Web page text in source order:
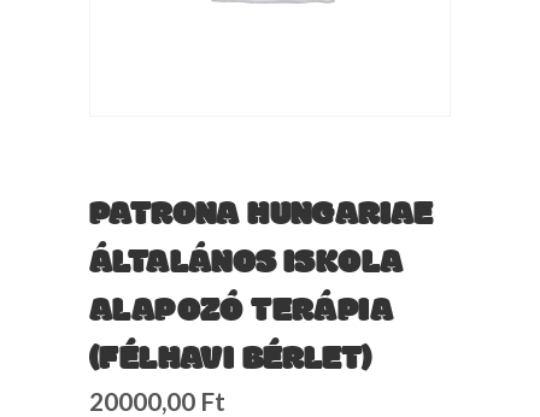
PATRONA HUNGARIAE
ÁLTALÁNOS ISKOLA
ALAPOZÓ TERÁPIA
(FÉLHAVI BÉRLET)
20000,00 Ft